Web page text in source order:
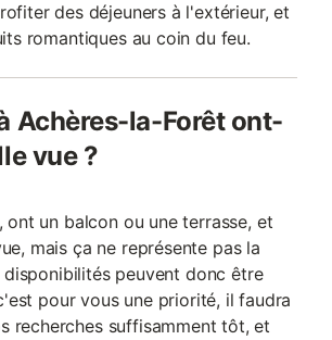
des déjeuners à l'extérieur, et
romantiques au coin du feu.
Achères-la-Forêt ont-
vue ?
ont un balcon ou une terrasse, et
mais ça ne représente pas la
peuvent donc être
pour vous une priorité, il faudra
recherches suffisamment tôt, et